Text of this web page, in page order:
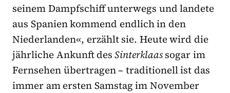
seinem Dampfschiff unterwegs und landete
aus Spanien kommend endlich in den
Niederlanden«, erzählt sie. Heute wird die
jährliche Ankunft desSinterklaassogar im
Fernsehen übertragen – traditionell ist das
immer am ersten Samstag im November